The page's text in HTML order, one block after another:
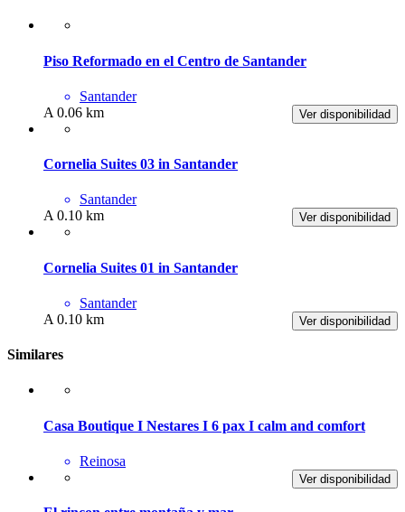
Piso Reformado en el Centro de Santander
Santander
Ver disponibilidad
A 0.06 km
Cornelia Suites 03 in Santander
Santander
Ver disponibilidad
A 0.10 km
Cornelia Suites 01 in Santander
Santander
Ver disponibilidad
A 0.10 km
Similares
Casa Boutique I Nestares I 6 pax I calm and comfort
Reinosa
Ver disponibilidad